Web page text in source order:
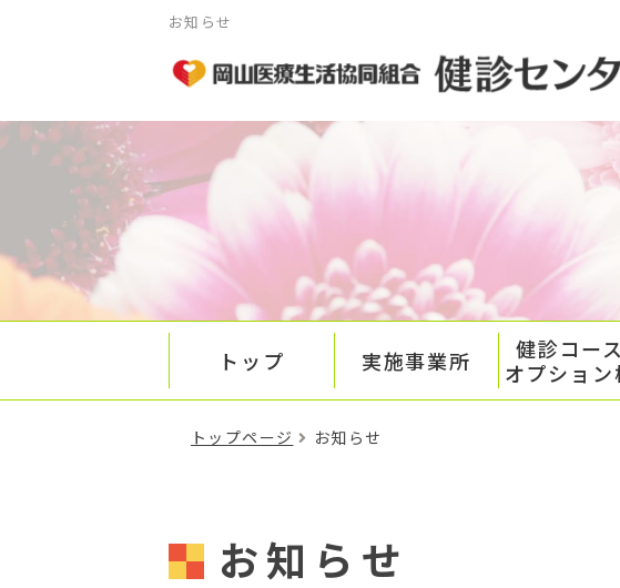
お知らせ
トップ 実施事業所
健診コー
オプション
トップページ お知らせ
お知らせ